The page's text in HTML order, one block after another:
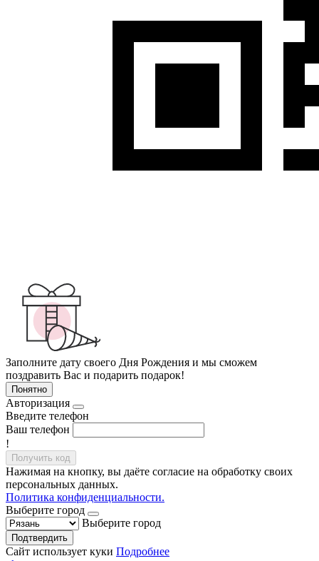
Заполните дату своего Дня Рождения и мы сможем
поздравить Вас и подарить подарок!
Понятно
Авторизация
Введите телефон
Ваш телефон
!
Получить код
Нажимая на кнопку, вы даёте согласие на обработку своих
персональных данных.
Политика конфиденциальности.
Выберите город
Выберите город
Подтвердить
Сайт использует куки Подробнее